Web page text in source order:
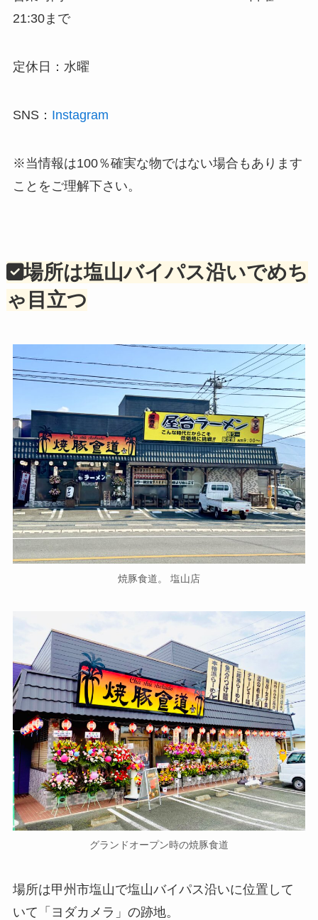
21:30まで
定休日：水曜
SNS： Instagram
※当情報は100％確実な物ではない場合もあります
ことをご理解下さい。
場所は塩山バイパス沿いでめち
ゃ目立つ
焼豚食道。 塩山店
グランドオープン時の焼豚食道
場所は甲州市塩山で塩山バイパス沿いに位置して
いて「ヨダカメラ」の跡地。